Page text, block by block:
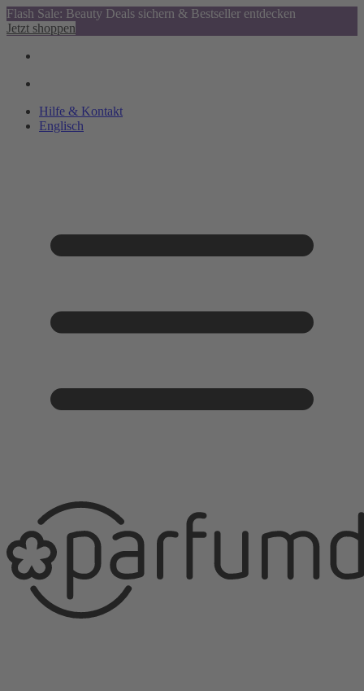
Flash Sale: Beauty Deals sichern & Bestseller entdecken
Jetzt shoppen
Hilfe & Kontakt
Englisch